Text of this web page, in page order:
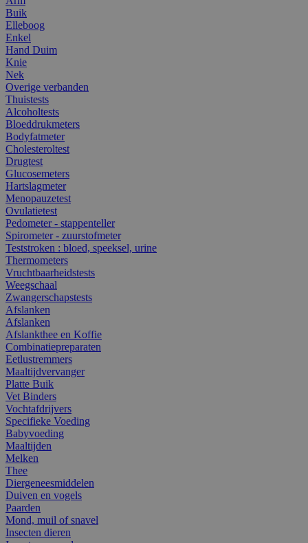
Buik
Elleboog
Enkel
Hand Duim
Knie
Nek
Overige verbanden
Thuistests
Alcoholtests
Bloeddrukmeters
Bodyfatmeter
Cholesteroltest
Drugtest
Glucosemeters
Hartslagmeter
Menopauzetest
Ovulatietest
Pedometer - stappenteller
Spirometer - zuurstofmeter
Teststroken : bloed, speeksel, urine
Thermometers
Vruchtbaarheidstests
Weegschaal
Zwangerschapstests
Afslanken
Afslanken
Afslankthee en Koffie
Combinatiepreparaten
Eetlustremmers
Maaltijdvervanger
Platte Buik
Vet Binders
Vochtafdrijvers
Specifieke Voeding
Babyvoeding
Maaltijden
Melken
Thee
Diergeneesmiddelen
Duiven en vogels
Paarden
Mond, muil of snavel
Insecten dieren